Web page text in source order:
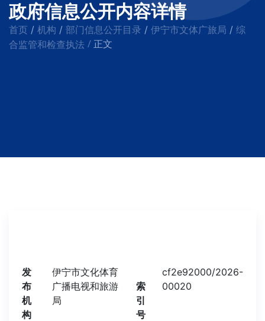
政府信息公开内容详情
首页 / 机构 / 部门信息公开目录 / 伊宁市文体广旅局 / 综
合监管和检查执法 / 正文
发
布
机
构
伊宁市文化体育
广播电视和旅游
局
索
引
号
cf2e92000/2026-
00020